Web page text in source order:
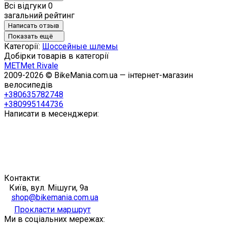
Всі відгуки 0
загальний рейтинг
Написать отзыв
Показать ещё
Категорії: Шоссейные шлемы
Добірки товарів в категорії
METMet Rivale
2009-2026 © BikeMania.com.ua — інтернет-магазин
велосипедів
+380635782748
+380995144736
Написати в месенджери:
Контакти:
Київ, вул. Мішуги, 9а
shop@bikemania.com.ua
Прокласти маршрут
Ми в соціальних мережах: